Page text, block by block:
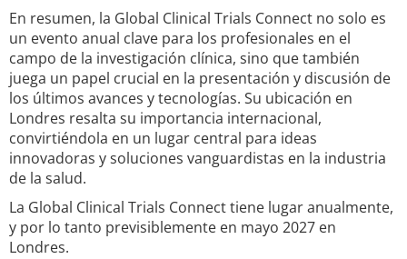
En resumen, la Global Clinical Trials Connect no solo es
un evento anual clave para los profesionales en el
campo de la investigación clínica, sino que también
juega un papel crucial en la presentación y discusión de
los últimos avances y tecnologías. Su ubicación en
Londres resalta su importancia internacional,
convirtiéndola en un lugar central para ideas
innovadoras y soluciones vanguardistas en la industria
de la salud.
La Global Clinical Trials Connect tiene lugar anualmente,
y por lo tanto previsiblemente en mayo 2027 en
Londres.